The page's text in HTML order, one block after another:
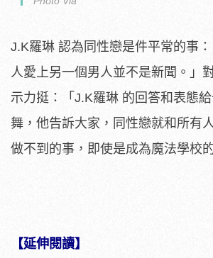
J.K羅琳 認為同性戀是件平常的事
人愛上另一個男人並不是新聞。」
示力挺：「J.K羅琳 的回答和表態
舞，他告訴大家，同性戀就和所有
做不到的事，即使是成為魔法學校的
【延伸閱讀】